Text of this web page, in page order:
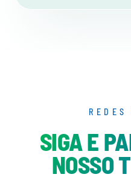
SIGA E
NOSSO